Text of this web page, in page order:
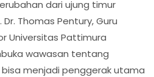
dari ujung timur
Thomas Pentury, Guru
Universitas Pattimura
wawasan tentang
menjadi penggerak utama